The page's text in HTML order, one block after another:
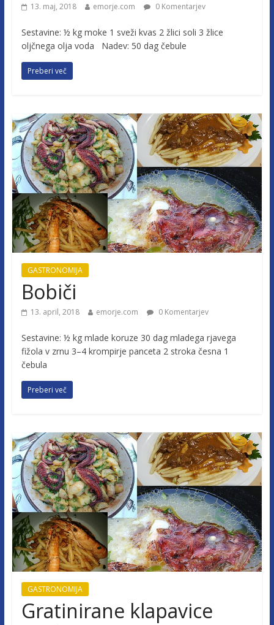
13. maj, 2018 emorje.com 0 Komentarjev
Sestavine: ½ kg moke 1 sveži kvas 2 žlici soli 3 žlice
oljčnega olja voda Nadev: 50 dag čebule
Preberi več
GASTRONOMIJA
Bobiči
13. april, 2018 emorje.com 0 Komentarjev
Sestavine: ½ kg mlade koruze 30 dag mladega rjavega
fižola v zrnu 3–4 krompirje panceta 2 stroka česna 1
čebula
Preberi več
GASTRONOMIJA
Gratinirane klapavice